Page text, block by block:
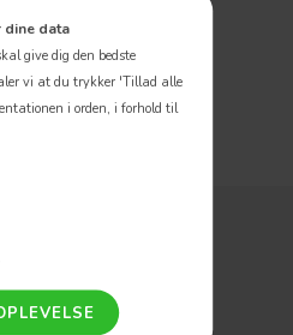
dine data
give dig den bedste
vi at du trykker 'Tillad alle
i orden, i forhold til